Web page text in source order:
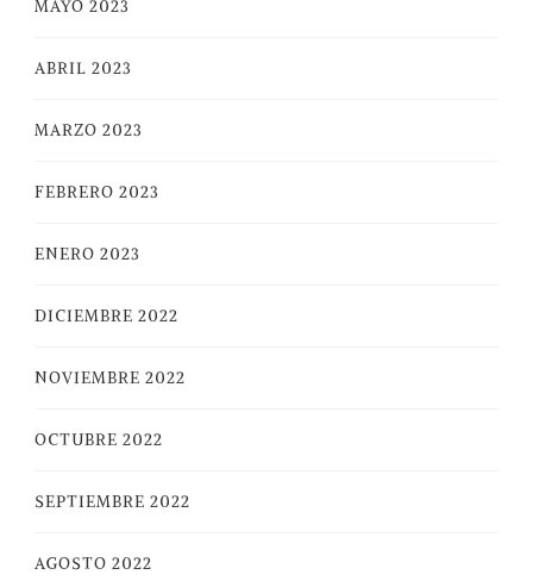
MAYO 2023
ABRIL 2023
MARZO 2023
FEBRERO 2023
ENERO 2023
DICIEMBRE 2022
NOVIEMBRE 2022
OCTUBRE 2022
SEPTIEMBRE 2022
AGOSTO 2022